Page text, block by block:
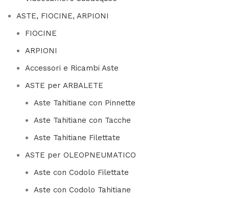
ASTE, FIOCINE, ARPIONI
FIOCINE
ARPIONI
Accessori e Ricambi Aste
ASTE per ARBALETE
Aste Tahitiane con Pinnette
Aste Tahitiane con Tacche
Aste Tahitiane Filettate
ASTE per OLEOPNEUMATICO
Aste con Codolo Filettate
Aste con Codolo Tahitiane